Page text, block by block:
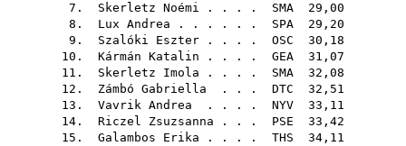
7. Skerletz Noémi . . . . SMA 29,00
8. Lux Andrea . . . . . . SPA 29,20
9. Szalóki Eszter . . . . OSC 30,18
10. Kármán Katalin . . . . GEA 31,07
11. Skerletz Imola . . . . SMA 32,08
12. Zámbó Gabriella . . . DTC 32,51
13. Vavrik Andrea . . . . NYV 33,11
14. Riczel Zsuzsanna . . . PSE 33,42
15. Galambos Erika . . . . THS 34,11